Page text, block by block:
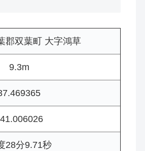
郡双葉町 大字鴻草
9.3m
28分9.71秒